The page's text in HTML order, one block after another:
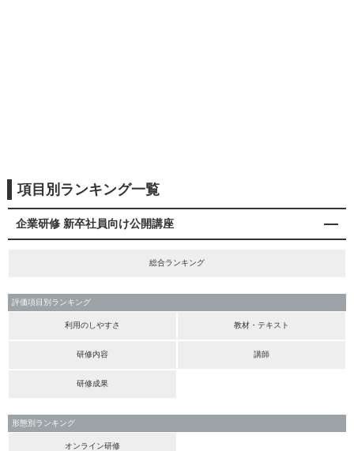
項目別ランキング一覧
企業研修 新卒社員向け公開講座
総合ランキング
評価項目別ランキング
利用のしやすさ 教材・テキスト
研修内容 講師
研修成果
形態別ランキング
オンライン研修